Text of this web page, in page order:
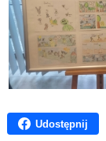
Udostępnij